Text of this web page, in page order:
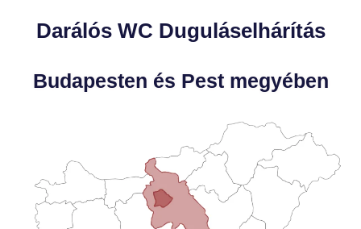
Darálós WC Duguláselhárítás
Budapesten és Pest megyében